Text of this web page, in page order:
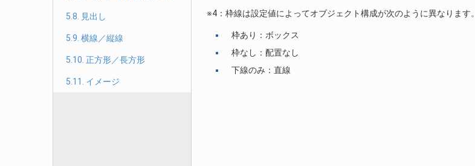
5.8. 見出し
5.9. 横線／縦線
5.10. 正方形／長方形
5.11. イメージ
※4：枠線は設定値によってオブジェクト構成が次のように異なります。
枠あり：ボックス
枠なし：配置なし
下線のみ：直線